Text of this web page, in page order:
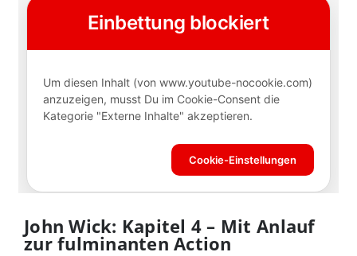
John Wick: Kapitel 4 – Mit Anlauf
zur fulminanten Action